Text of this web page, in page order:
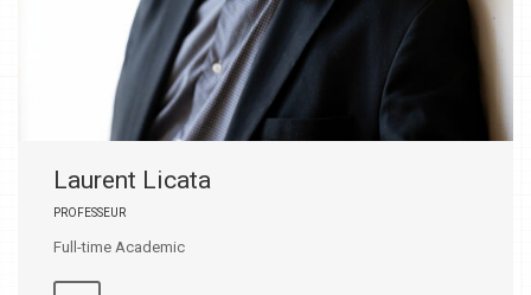
Laurent Licata
PROFESSEUR
Full-time Academic